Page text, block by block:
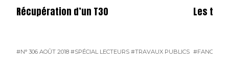
Récupération d’un T30
#N° 306 AOÛT 2018 #SPÉCIAL LECTEURS #TRAVAUX PUBLICS
Les
#FANGEAT